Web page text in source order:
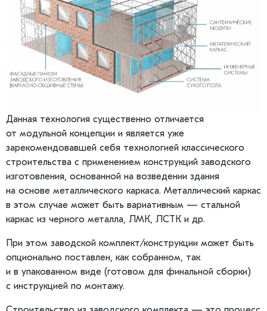
Данная технология существенно отличается
от модульной концепции и является уже
зарекомендовавшей себя технологией классического
строительства с применением конструкций заводского
изготовления, основанной на возведении здания
на основе металлического каркаса. Металлический каркас
в этом случае может быть вариативным — стальной
каркас из черного металла, ЛМК, ЛСТК и др.
При этом заводской комплект/конструкции может быть
опционально поставлен, как собранном, так
и в упакованном виде (готовом для финальной сборки)
с инструкцией по монтажу.